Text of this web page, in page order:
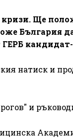
Ще
България
натиск и
и